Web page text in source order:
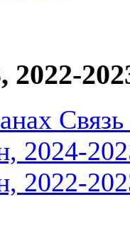
2022-
2024-
2022-